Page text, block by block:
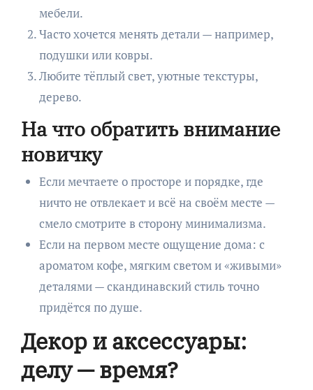
мебели.
Часто хочется менять детали — например,
подушки или ковры.
Любите тёплый свет, уютные текстуры,
дерево.
На что обратить внимание
новичку
Если мечтаете о просторе и порядке, где
ничто не отвлекает и всё на своём месте —
смело смотрите в сторону минимализма.
Если на первом месте ощущение дома: с
ароматом кофе, мягким светом и «живыми»
деталями — скандинавский стиль точно
придётся по душе.
Декор и аксессуары:
делу — время?